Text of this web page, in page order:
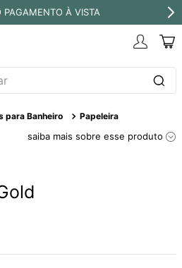
À VISTA
para Banheiro Papeleira
saiba mais sobre esse produto